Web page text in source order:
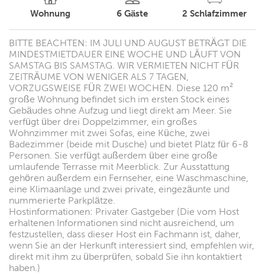
Wohnung 6 Gäste 2 Schlafzimmer
BITTE BEACHTEN: IM JULI UND AUGUST BETRÄGT DIE
MINDESTMIETDAUER EINE WOCHE UND LÄUFT VON
SAMSTAG BIS SAMSTAG. WIR VERMIETEN NICHT FÜR
ZEITRÄUME VON WENIGER ALS 7 TAGEN,
VORZUGSWEISE FÜR ZWEI WOCHEN. Diese 120 m²
große Wohnung befindet sich im ersten Stock eines
Gebäudes ohne Aufzug und liegt direkt am Meer. Sie
verfügt über drei Doppelzimmer, ein großes
Wohnzimmer mit zwei Sofas, eine Küche, zwei
Badezimmer (beide mit Dusche) und bietet Platz für 6-8
Personen. Sie verfügt außerdem über eine große
umlaufende Terrasse mit Meerblick. Zur Ausstattung
gehören außerdem ein Fernseher, eine Waschmaschine,
eine Klimaanlage und zwei private, eingezäunte und
nummerierte Parkplätze.
Hostinformationen: Privater Gastgeber (Die vom Host
erhaltenen Informationen sind nicht ausreichend, um
festzustellen, dass dieser Host ein Fachmann ist, daher,
wenn Sie an der Herkunft interessiert sind, empfehlen wir,
direkt mit ihm zu überprüfen, sobald Sie ihn kontaktiert
haben.)